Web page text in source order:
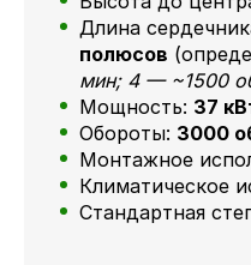
Длина
полюсов
мин; 4 — ~1500
Мощность: 37
Обороты: 3000
Монтажное
Климатическое
Стандартная